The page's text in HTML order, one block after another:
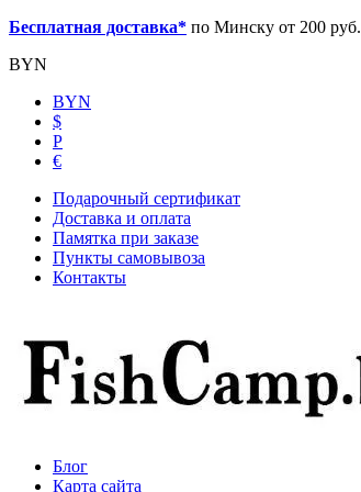
Бесплатная доставка* по Минску от 200 руб.
BYN
BYN
$
Р
€
Подарочный сертификат
Доставка и оплата
Памятка при заказе
Пункты самовывоза
Контакты
Блог
Карта сайта